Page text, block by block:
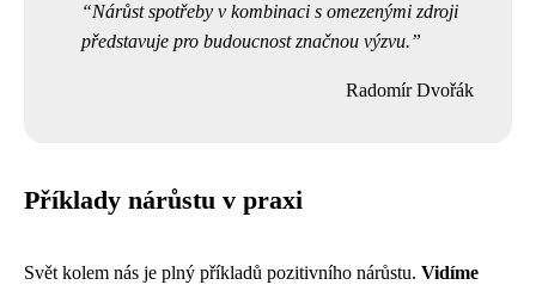
Nárůst spotřeby v kombinaci s omezenými zdroji
představuje pro budoucnost značnou výzvu.
Radomír Dvořák
Příklady nárůstu v praxi
Svět kolem nás je plný příkladů pozitivního nárůstu. Vidíme